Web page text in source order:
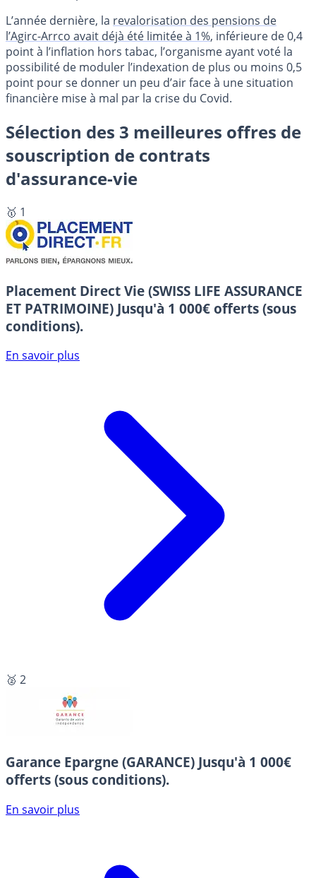
L’année dernière, la revalorisation des pensions de
l’Agirc-Arrco avait déjà été limitée à 1%, inférieure de 0,4
point à l’inflation hors tabac, l’organisme ayant voté la
possibilité de moduler l’indexation de plus ou moins 0,5
point pour se donner un peu d’air face à une situation
financière mise à mal par la crise du Covid.
Sélection des 3 meilleures offres de
souscription de contrats
d'assurance-vie
🥇 1
Placement Direct Vie (SWISS LIFE ASSURANCE
ET PATRIMOINE) Jusqu'à 1 000€ offerts (sous
conditions).
En savoir plus
🥈 2
Garance Epargne (GARANCE) Jusqu'à 1 000€
offerts (sous conditions).
En savoir plus